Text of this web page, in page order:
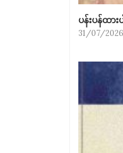
ပန်းပန်ထာ
31/07/2026